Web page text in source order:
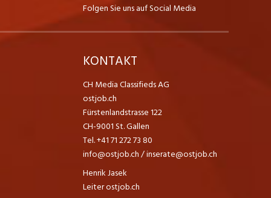
Folgen Sie uns auf Social Media
KONTAKT
CH Media Classifieds AG
ostjob.ch
Fürstenlandstrasse 122
CH-9001 St. Gallen
Tel. +41 71 272 73 80
info@ostjob.ch/inserate@ostjob.ch
Henrik Jasek
Leiter ostjob.ch